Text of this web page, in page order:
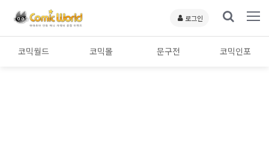
로그인
코믹월드 코믹몰 문구전 코믹인포